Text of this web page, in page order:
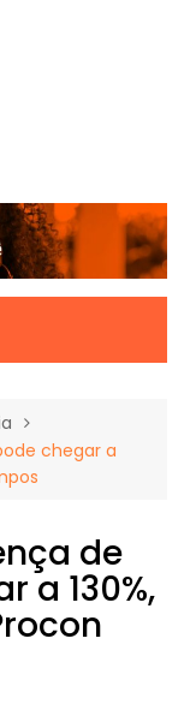
chegar a
de
a 130%,